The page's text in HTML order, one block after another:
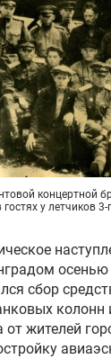
концертной
у летчиков 3-
осенью
сбор
от жителей